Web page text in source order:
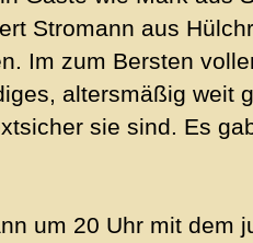
Stromann aus
Im zum Bersten
altersmäßig weit
sie sind. Es
um 20 Uhr mit dem